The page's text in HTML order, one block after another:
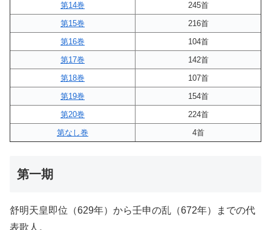
第14巻
245首
第15巻
216首
第16巻
104首
第17巻
142首
第18巻
107首
第19巻
154首
第20巻
224首
第なし巻
4首
第一期
舒明天皇即位（629年）から壬申の乱（672年）までの代
表歌人。